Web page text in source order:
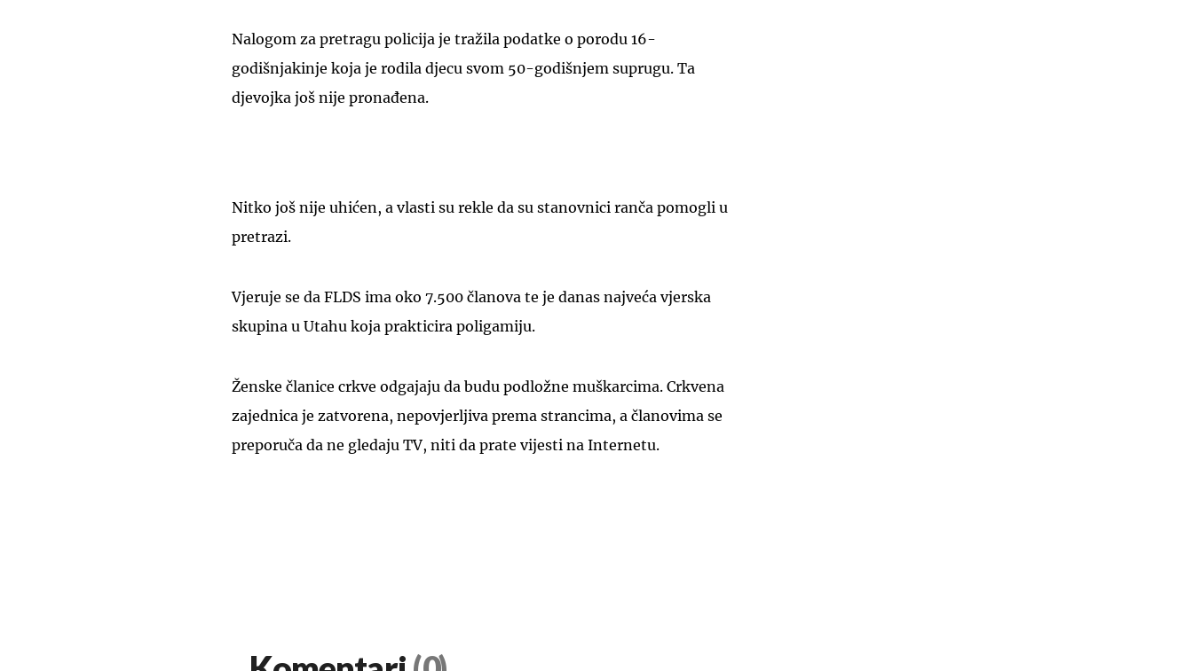
Nalogom za pretragu policija je tražila podatke o porodu 16-
godišnjakinje koja je rodila djecu svom 50-godišnjem suprugu. Ta
djevojka još nije pronađena.
Nitko još nije uhićen, a vlasti su rekle da su stanovnici ranča pomogli u
pretrazi.
Vjeruje se da FLDS ima oko 7.500 članova te je danas najveća vjerska
skupina u Utahu koja prakticira poligamiju.
Ženske članice crkve odgajaju da budu podložne muškarcima. Crkvena
zajednica je zatvorena, nepovjerljiva prema strancima, a članovima se
preporuča da ne gledaju TV, niti da prate vijesti na Internetu.